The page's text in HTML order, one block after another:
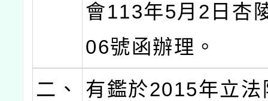
會113年5月2日杏
06號函辦理。
二、
有鑑於2015年立